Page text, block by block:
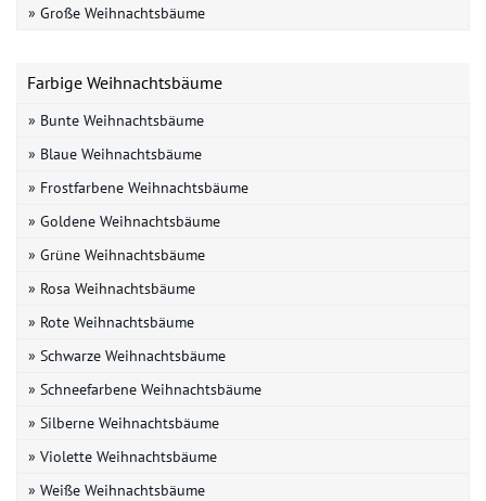
» Große Weihnachtsbäume
Farbige Weihnachtsbäume
» Bunte Weihnachtsbäume
» Blaue Weihnachtsbäume
» Frostfarbene Weihnachtsbäume
» Goldene Weihnachtsbäume
» Grüne Weihnachtsbäume
» Rosa Weihnachtsbäume
» Rote Weihnachtsbäume
» Schwarze Weihnachtsbäume
» Schneefarbene Weihnachtsbäume
» Silberne Weihnachtsbäume
» Violette Weihnachtsbäume
» Weiße Weihnachtsbäume